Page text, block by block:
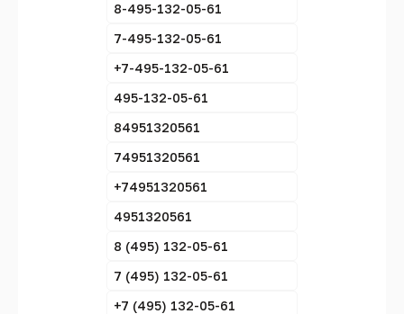
8-495-132-05-61
7-495-132-05-61
+7-495-132-05-61
495-132-05-61
84951320561
74951320561
+74951320561
4951320561
8 (495) 132-05-61
7 (495) 132-05-61
+7 (495) 132-05-61